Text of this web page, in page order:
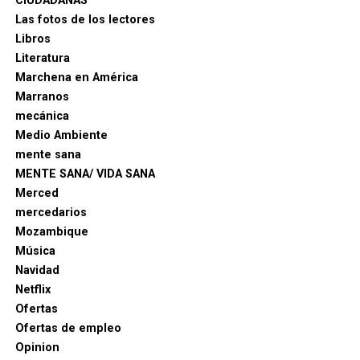
Las fotos de los lectores
Libros
Literatura
Marchena en América
Marranos
mecánica
Medio Ambiente
mente sana
MENTE SANA/ VIDA SANA
Merced
mercedarios
Mozambique
Música
Navidad
Netflix
Ofertas
Ofertas de empleo
Opinion